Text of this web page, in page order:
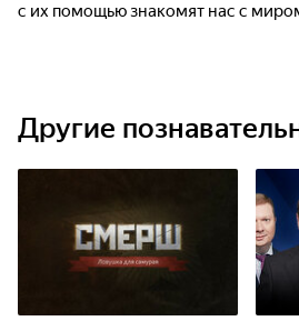
с их помощью знакомят нас с
Другие